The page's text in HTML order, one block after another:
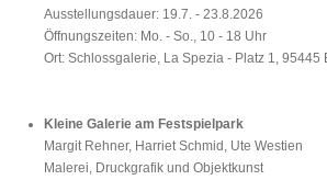
Ausstellungsdauer: 19.7. - 23.8.2026
Öffnungszeiten: Mo. - So., 10 - 18 Uhr
Ort: Schlossgalerie, La Spezia - Platz 1, 95445
Kleine Galerie am Festspielpark
Margit Rehner, Harriet Schmid, Ute Westien
Malerei, Druckgrafik und Objektkunst